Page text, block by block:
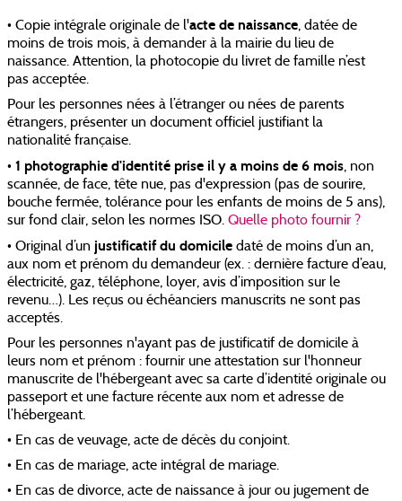
• Copie intégrale originale de l'acte de naissance, datée de
moins de trois mois, à demander à la mairie du lieu de
naissance. Attention, la photocopie du livret de famille n’est
pas acceptée.
Pour les personnes nées à l’étranger ou nées de parents
étrangers, présenter un document officiel justifiant la
nationalité française.
•1 photographie d'identité prise il y a moins de 6 mois, non
scannée, de face, tête nue, pas d'expression (pas de sourire,
bouche fermée, tolérance pour les enfants de moins de 5 ans),
sur fond clair, selon les normes ISO.Quelle photo fournir ?
• Original d’un justificatif du domicile daté de moins d’un an,
aux nom et prénom du demandeur (ex. : dernière facture d’eau,
électricité, gaz, téléphone, loyer, avis d’imposition sur le
revenu…). Les reçus ou échéanciers manuscrits ne sont pas
acceptés.
Pour les personnes n'ayant pas de justificatif de domicile à
leurs nom et prénom : fournir une attestation sur l'honneur
manuscrite de l'hébergeant avec sa carte d’identité originale ou
passeport et une facture récente aux nom et adresse de
l’hébergeant.
• En cas de veuvage, acte de décès du conjoint.
• En cas de mariage, acte intégral de mariage.
• En cas de divorce, acte de naissance à jour ou jugement de